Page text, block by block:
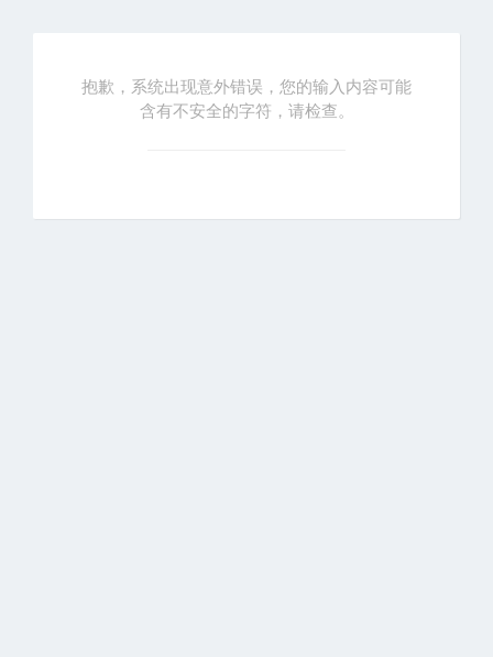
抱歉，系统出现意外错误，您的输入内容可能
含有不安全的字符，请检查。